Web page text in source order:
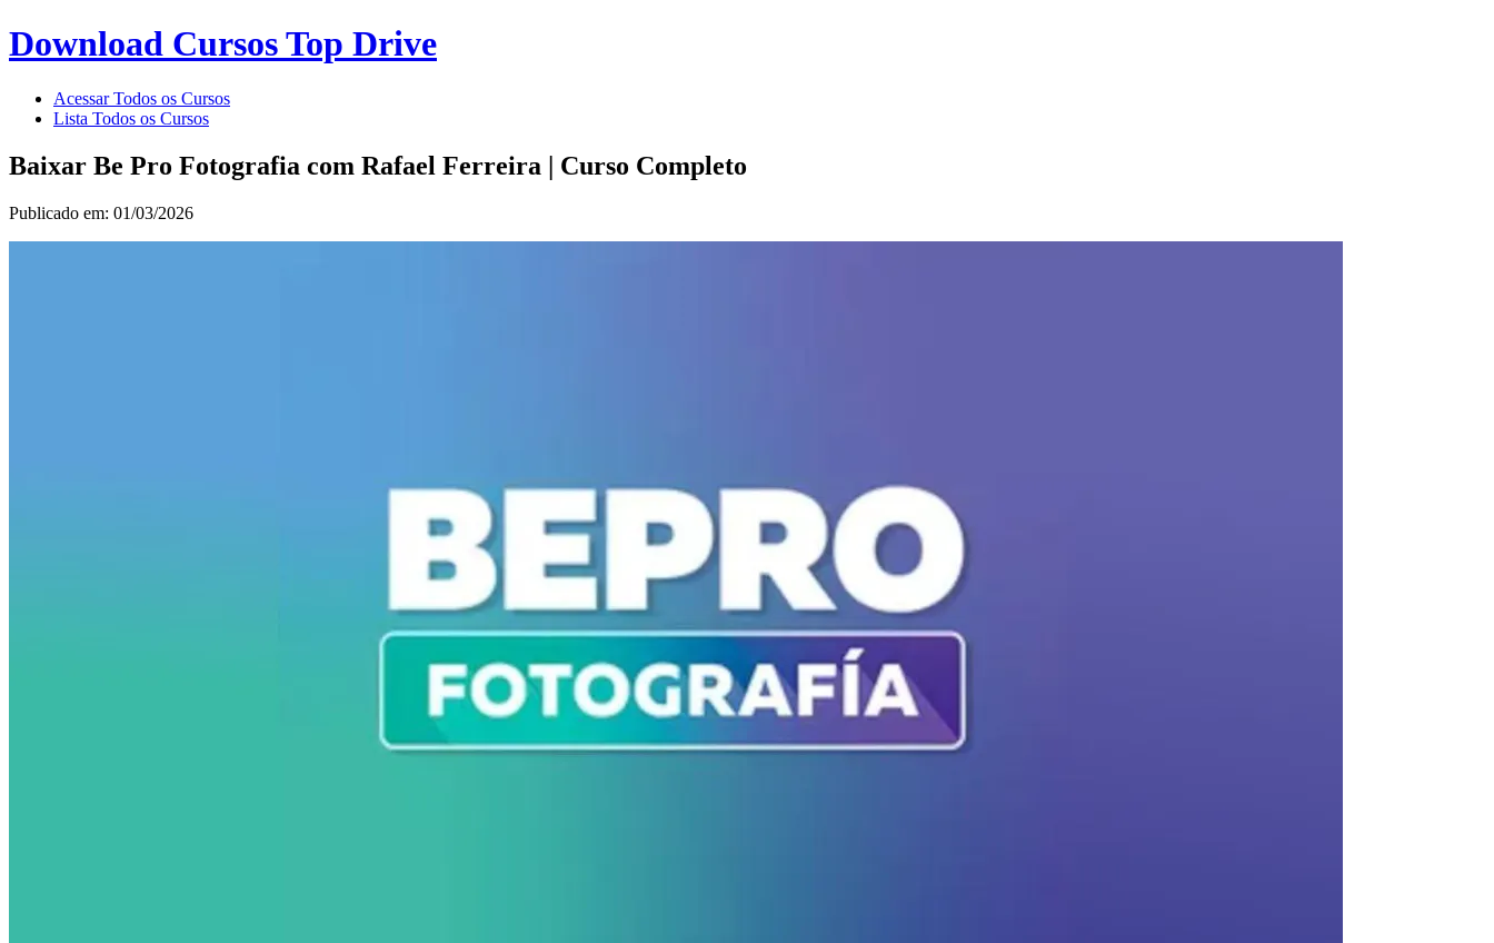
Download Cursos Top Drive
Acessar Todos os Cursos
Lista Todos os Cursos
Baixar Be Pro Fotografia com Rafael Ferreira | Curso Completo
Publicado em: 01/03/2026